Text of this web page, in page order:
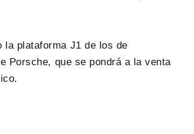
la plataforma J1 de los de
Porsche, que se pondrá a la venta